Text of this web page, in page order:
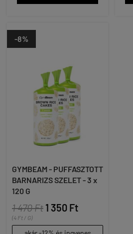
-8%
GYMBEAM - PUFFASZTOTT
BARNARIZS SZELET - 3 x
120 G
1 470 Ft 1 350 Ft
(4 Ft / G)